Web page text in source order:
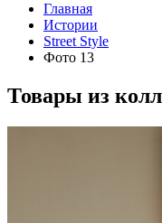
Главная
Истории
Street Style
Фото 13
Товары из